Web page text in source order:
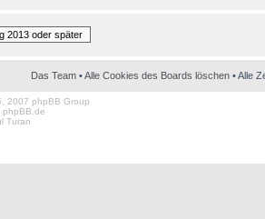
2013 oder später
Das Team •Alle Cookies des Boards löschen • Alle
2007 phpBB Group
phpBB.de
Turan